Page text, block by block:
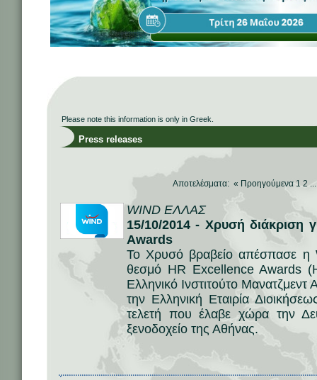
Please note this information is only in Greek.
Press releases
Αποτελέσματα: « Προηγούμενα1 2
WIND ΕΛΛΑΣ
15/10/2014 - Χρυσή διάκριση
Awards
Το Χρυσό βραβείο απέσπασε η
θεσμό HR Excellence Awards
Ελληνικό Ινστιτούτο
την Ελληνική Εταιρία
τελετή που έλαβε χώρα την
ξενοδοχείο της Αθήνας.